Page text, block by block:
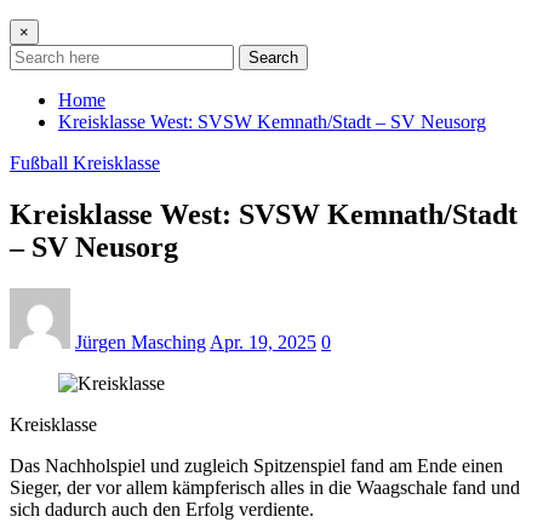
×
Search
Home
Kreisklasse West: SVSW Kemnath/Stadt – SV Neusorg
Fußball Kreisklasse
Kreisklasse West: SVSW Kemnath/Stadt
– SV Neusorg
Jürgen Masching Apr. 19, 2025 0
Kreisklasse
Das Nachholspiel und zugleich Spitzenspiel fand am Ende einen
Sieger, der vor allem kämpferisch alles in die Waagschale fand und
sich dadurch auch den Erfolg verdiente.